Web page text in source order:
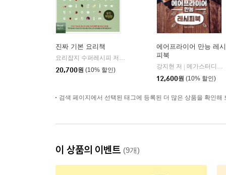
진짜 기본 요리책
요리잡지 수퍼레시피 저
| 레시피팩토리(단행)
20,700원 (10% 할인)
에어프라이어 만능 레시
피북
강지현 저
메가스터디북스
12,600원 (10% 할인)
검색 페이지에서 선택된 태그에 등록된 더 많은 상품을 확인해
이 상품의 이벤트 (9개)